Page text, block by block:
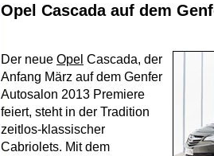
Opel Cascada auf dem
Der neue Opel Cascada, der
Anfang März auf dem Genfer
Autosalon 2013 Premiere
feiert, steht in der Tradition
zeitlos-klassischer
Cabriolets. Mit dem